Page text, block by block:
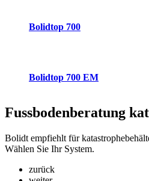
Bolidtop 700
Bolidtop 700 EM
Fussbodenberatung
Bolidt empfiehlt für
Wählen Sie Ihr System.
zurück